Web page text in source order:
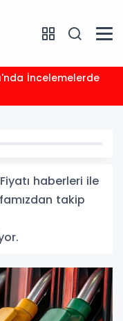
haberleri ile
takip